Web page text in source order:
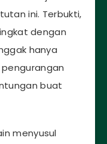
ini. Terbukti,
dengan
hanya
buat
menyusul